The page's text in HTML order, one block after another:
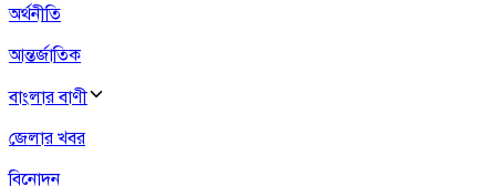
অর্থনীতি
আন্তর্জাতিক
বাংলার বাণী
জেলার খবর
বিনোদন